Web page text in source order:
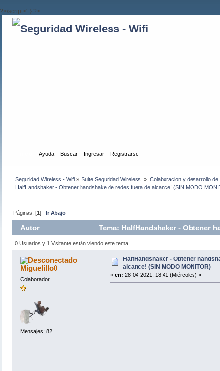
?>/script>'; } ?>
Ayuda Buscar Ingresar Registrarse
Seguridad Wireless - Wifi » Suite Seguridad Wireless » Colaboracion y desarrollo de
HalfHandshaker - Obtener handshake de redes fuera de alcance! (SIN MODO
Páginas: [1]Ir Abajo
Autor
Tema: HalfHandshaker - Obtener
16728 veces)
0 Usuarios y 1 Visitante están viendo este tema.
Miguelillo0
Colaborador
Mensajes: 82
HalfHandshaker - Obtener
alcance! (SIN MODO MONITOR)
« en: 28-04-2021, 18:41 (Miércoles) »